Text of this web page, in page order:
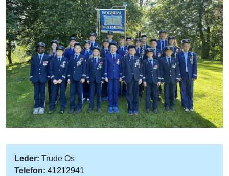
Leder: Trude Os
Telefon: 41212941